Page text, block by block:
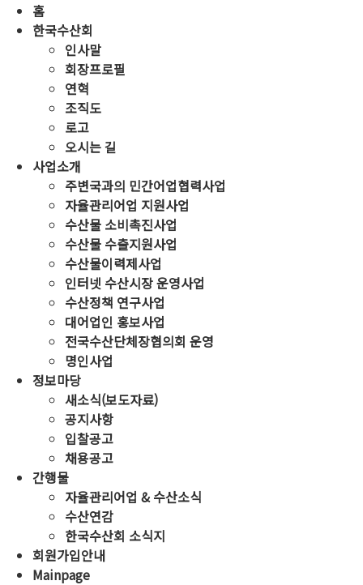
홈
한국수산회
인사말
회장프로필
연혁
조직도
로고
오시는 길
사업소개
주변국과의 민간어업협력사업
자율관리어업 지원사업
수산물 소비촉진사업
수산물 수출지원사업
수산물이력제사업
인터넷 수산시장 운영사업
수산정책 연구사업
대어업인 홍보사업
전국수산단체장협의회 운영
명인사업
정보마당
새소식(보도자료)
공지사항
입찰공고
채용공고
간행물
자율관리어업 & 수산소식
수산연감
한국수산회 소식지
회원가입안내
Mainpage